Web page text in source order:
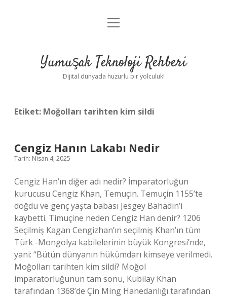
Anasayfa
Yasal Uyarı
menüyü
Yumuşak Teknoloji Rehberi
Dijital dünyada huzurlu bir yolculuk!
Etiket: Moğolları tarihten kim sildi
Cengiz Hanın Lakabı Nedir
Tarih: Nisan 4, 2025
Cengiz Han’ın diğer adı nedir? İmparatorluğun
kurucusu Cengiz Khan, Temuçin. Temuçin 1155’te
doğdu ve genç yaşta babası Jesgey Bahadin’i
kaybetti. Timuçine neden Cengiz Han denir? 1206
Seçilmiş Kagan Cengizhan’ın seçilmiş Khan’ın tüm
Türk -Mongolya kabilelerinin büyük Kongresi’nde,
yani: “Bütün dünyanın hükümdarı kimseye verilmedi.
Moğolları tarihten kim sildi? Moğol
imparatorluğunun tam sonu, Kubilay Khan
tarafından 1368’de Çin Ming Hanedanlığı tarafından